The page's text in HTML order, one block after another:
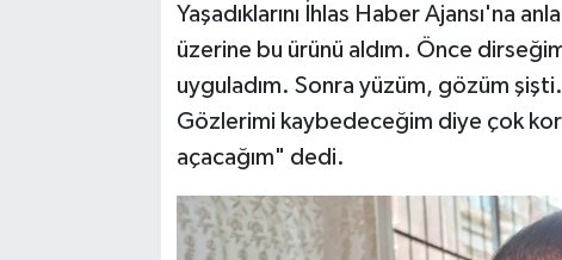
Yaşadıklarını İhlas Haber Ajansı'na
üzerine bu ürünü aldım. Önce
uyguladım. Sonra yüzüm, gözüm
Gözlerimi kaybedeceğim diye çok
açacağım" dedi.